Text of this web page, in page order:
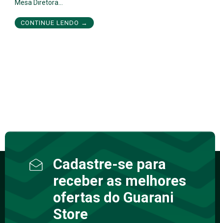
Mesa Diretora…
CONTINUE LENDO →
Cadastre-se para
receber as melhores
ofertas do Guarani
Store